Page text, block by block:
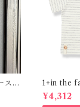
1+in the
(Grey)
¥4,312